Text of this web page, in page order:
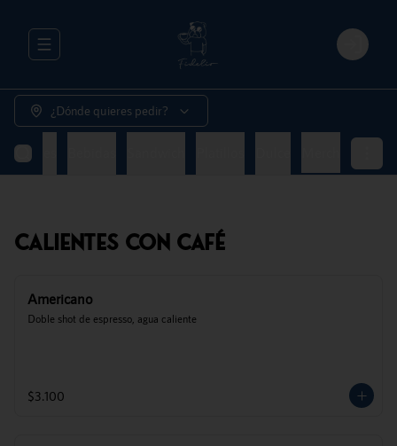
Abrir menu de navegación Login
¿Dónde quieres pedir?
Calientes Con Café
Americano
Doble shot de espresso, agua caliente
$3.100